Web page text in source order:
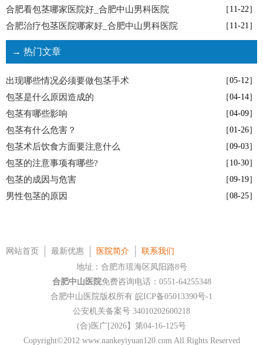
［11-22］
合肥看包茎哪家医院好_合肥中山男科医院
［11-21］
合肥治疗包茎医院哪家好_合肥中山男科医院
→ 热门文章
［05-12］
出现哪些情况必须要做包茎手术
［04-14］
包茎是什么原因造成的
［04-09］
包茎有哪些影响
［01-26］
包茎有什么危害？
［09-03］
包茎术后饮食方面要注意什么
［10-30］
包茎的注意事项有哪些?
［09-19］
包茎的成因与危害
［08-25］
男性包茎的原因
网站首页 最新优惠 医院简介
联系我们
地址：合肥市瑶海区凤阳路8号
合肥中山医院免费咨询电话：0551-64255348
合肥中山医院版权所有 皖ICP备05013390号-1
公安机关备案号 34010202600218
(合)医广[2026】第04-16-125号
Copyright©2012 www.nankeyiyuan120.com All Rights Reserved